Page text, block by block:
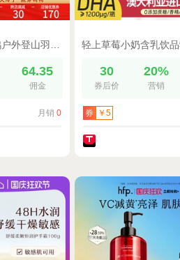
64.35
佣金
月销 0
30
券后价
20%
营销
券 ￥5